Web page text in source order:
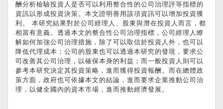
酬分析檢驗投資人是否可以利用整合性的公司治理評等指標的
資訊以形成投資決策。本文證明善用該項資訊可以增加投資獲
利。 本研究結果對於公司經理人、股東與潛在投資人而言，都
相當有意義。透過本文的整合性公司治理指標，公司經理人瞭
解如何加強公司治理措施，除了可以取信於投資人外，也可以
降低代理成本；公司的股東也可以透過本研究的發現，要求公
司改善其公司治理，以確保本身的利益；而一般投資人則可以
參考本研究決定其投資策略，進而獲得投資報酬。而在總體政
策方面，政府也可依據本文的結論，進而要求企業推動公司治
理，以健全國內的資本市場，進而推動經濟發展。